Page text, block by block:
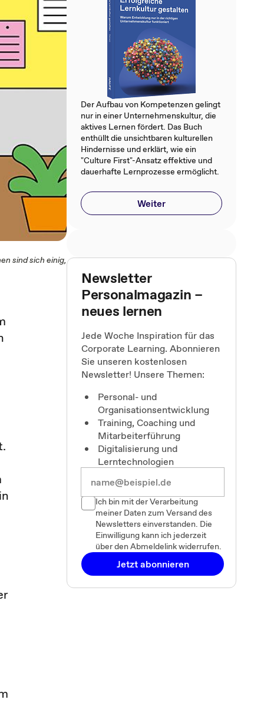
sind sich einig,
Der Aufbau von Kompetenzen gelingt
nur in einer Unternehmenskultur, die
aktives Lernen fördert. Das Buch
enthüllt die unsichtbaren kulturellen
Hindernisse und erklärt, wie ein
"Culture First"-Ansatz effektive und
dauerhafte Lernprozesse ermöglicht.
Weiter
Newsletter
Personalmagazin –
neues lernen
Jede Woche Inspiration für das
Corporate Learning. Abonnieren
Sie unseren kostenlosen
Newsletter! Unsere Themen:
Personal- und
Organisationsentwicklung
Training, Coaching und
Mitarbeiterführung
Digitalisierung und
Lerntechnologien
Ich bin mit der Verarbeitung
meiner Daten zum Versand des
Newsletters einverstanden. Die
Einwilligung kann ich jederzeit
über den Abmeldelink widerrufen.
Jetzt abonnieren